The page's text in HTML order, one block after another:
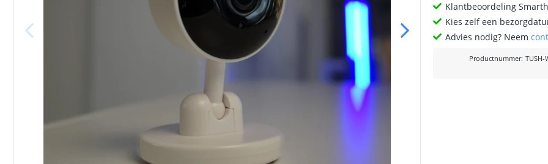
Klantbeoordeling
Kies zelf een
Advies nodig? Neem
Productnummer: TUSH-